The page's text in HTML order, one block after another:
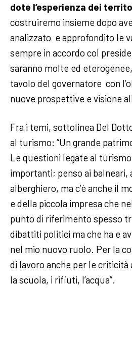
dote l’esperienza dei
costruiremo insieme dopo
analizzato e approfondito le
sempre in accordo col
saranno molte ed
tavolo del governatore con
nuove prospettive e visione
Fra i temi, sottolinea Del
al turismo: “Un grande
Le questioni legate al
importanti; penso ai balneari,
alberghiero, ma c’è anche il
e della piccola impresa che
punto di riferimento spesso
dibattiti politici ma che ha e
nel mio nuovo ruolo. Per la
di lavoro anche per le criticità
la scuola, i rifiuti, l’acqua”.